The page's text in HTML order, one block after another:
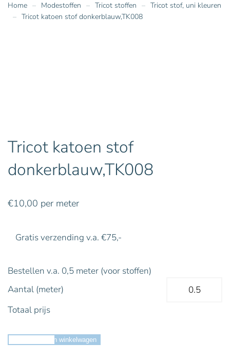
Home Modestoffen Tricot stoffen
Tricot stof, uni kleuren
Tricot katoen stof donkerblauw,TK008
Tricot katoen stof
donkerblauw,TK008
€10,00 per meter
Gratis verzending v.a. €75,-
Bestellen v.a. 0,5 meter (voor stoffen)
Aantal (meter)
Totaal prijs
Toevoegen aan winkelwagen